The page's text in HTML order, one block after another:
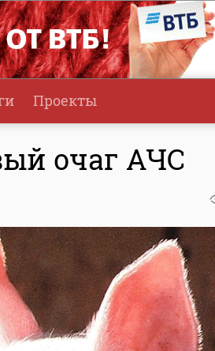
Проекты
очаг АЧС